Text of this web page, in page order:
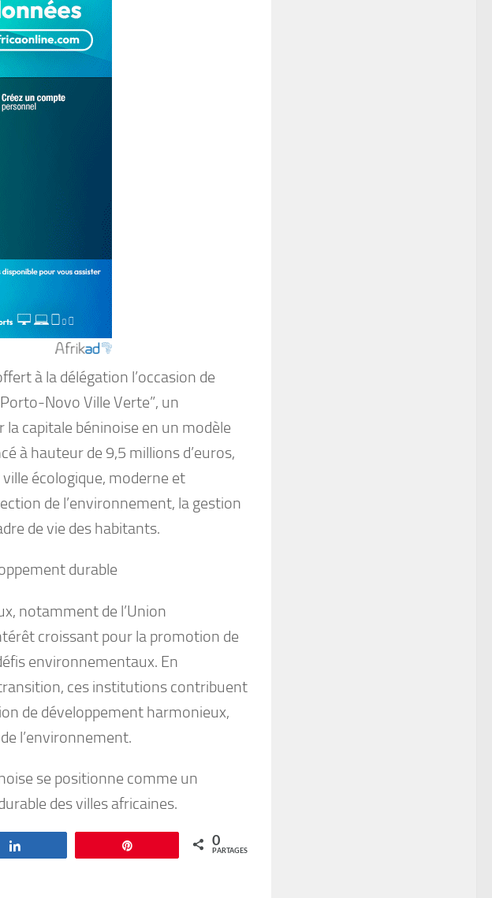
à la délégation l’occasion de
Novo Ville Verte”, un
capitale béninoise en un modèle
à hauteur de 9,5 millions d’euros,
écologique, moderne et
de l’environnement, la gestion
de vie des habitants.
durable
notamment de l’Union
croissant pour la promotion de
environnementaux. En
ces institutions contribuent
de développement harmonieux,
l’environnement.
se positionne comme un
des villes africaines.
0
PARTAGES